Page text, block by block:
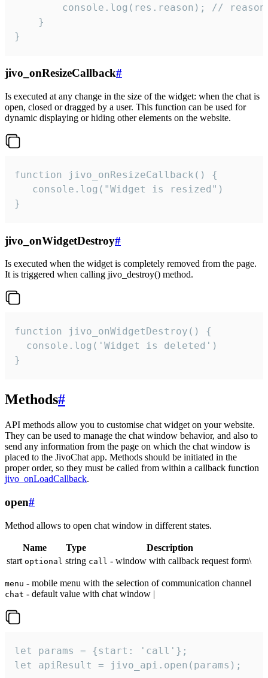
console.log(res.reason); //
    }
}
jivo_onResizeCallback#
Is executed at any change in the size of the widget: when the chat is
open, closed or dragged by a user. This function can be used for
dynamic displaying or hiding other elements on the website.
function jivo_onResizeCallback() {
   console.log("Widget is resized")
}
jivo_onWidgetDestroy#
Is executed when the widget is completely removed from the page.
It is triggered when calling jivo_destroy() method.
function jivo_onWidgetDestroy() {
  console.log('Widget is deleted')
}
Methods#
API methods allow you to customise chat widget on your website.
They can be used to manage the chat window behavior, and also to
send any information from the page on which the chat window is
placed to the JivoChat app. Methods should be initiated in the
proper order, so they must be called from within a callback function
jivo_onLoadCallback.
open#
Method allows to open chat window in different states.
Name Type
Description
start optional string call - window with callback request form\
menu - mobile menu with the selection of communication channel
chat - default value with chat window |
let params = {start: 'call'};
let apiResult = jivo_api.open(params);